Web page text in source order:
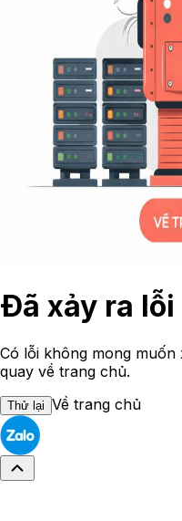
Đã xảy ra lỗi
Có lỗi không mong
quay về trang chủ.
Thử lại Về trang chủ